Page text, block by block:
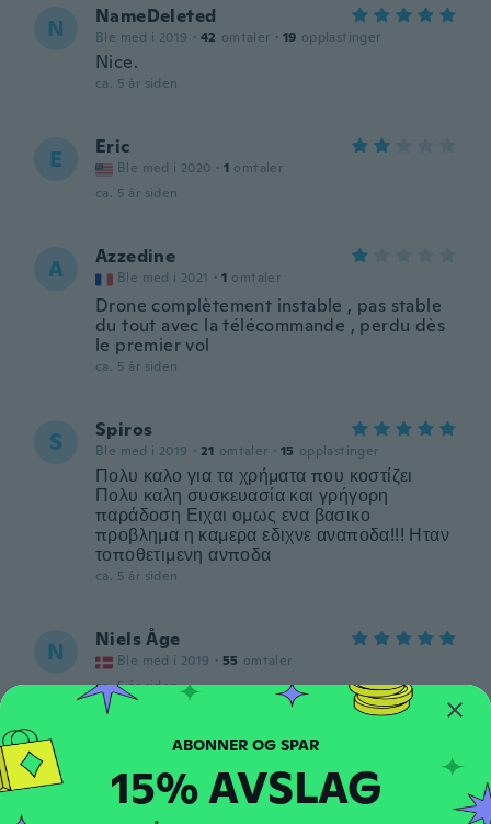
N NameDeleted
Ble med i 2019 · 42 omtaler · 19 opplastinger
Nice.
ca. 5 år siden
E Eric
Ble med i 2020 · 1 omtaler
ca. 5 år siden
A Azzedine
Ble med i 2021 · 1 omtaler
Drone complètement instable , pas stable
du tout avec la télécommande , perdu dès
le premier vol
ca. 5 år siden
S Spiros
Ble med i 2019 · 21 omtaler · 15 opplastinger
Πολυ καλο για τα χρήματα που κοστίζει
Πολυ καλη συσκευασία και γρήγορη
παράδοση Ειχαι ομως ενα βασικο
προβλημα η καμερα εδιχνε αναποδα!!! Ηταν
τοποθετιμενη ανποδα
ca. 5 år siden
N Niels Åge
Ble med i 2019 · 55 omtaler
ca. 5 år siden
S Ble med i 2020 · 21 omtaler · 2
opplastinger
ca. 5 år siden
15% AVSLAG